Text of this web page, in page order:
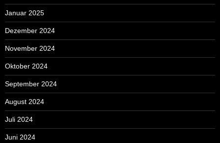
Januar 2025
Dezember 2024
November 2024
Oktober 2024
September 2024
August 2024
Juli 2024
Juni 2024